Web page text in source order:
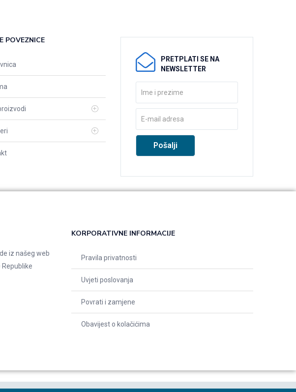
POVEZNICE
PRETPLATI SE NA
NEWSLETTER
iz našeg web
KORPORATIVNE INFORMACIJE
Pravila privatnosti
Uvjeti poslovanja
Povrati i zamjene
Obavijest o kolačićima